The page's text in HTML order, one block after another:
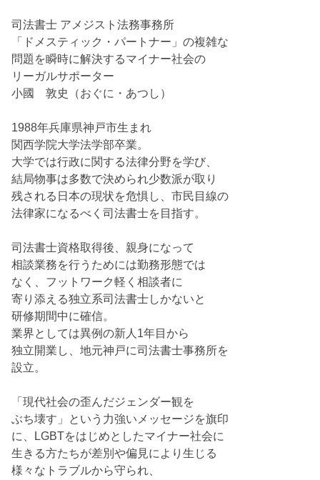
司法書士 アメジスト法務事務所
「ドメスティック・パートナー」の複雑な
問題を瞬時に解決するマイナー社会の
リーガルサポーター
小國 敦史（おぐに・あつし）
1988年兵庫県神戸市生まれ
関西学院大学法学部卒業。
大学では行政に関する法律分野を学び、
結局物事は多数で決められ少数派が取り
残される日本の現状を危惧し、市民目線の
法律家になるべく司法書士を目指す。
司法書士資格取得後、親身になって
相談業務を行うためには勤務形態では
なく、フットワーク軽く相談者に
寄り添える独立系司法書士しかないと
研修期間中に確信。
業界としては異例の新人1年目から
独立開業し、地元神戸に司法書士事務所を
設立。
「現代社会の歪んだジェンダー観を
ぶち壊す」という力強いメッセージを旗印
に、LGBTをはじめとしたマイナー社会に
生きる方たちが差別や偏見により生じる
様々なトラブルから守られ、